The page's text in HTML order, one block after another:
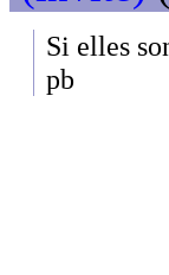
Si elles
pb